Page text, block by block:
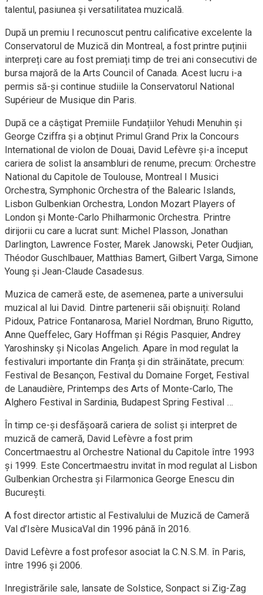
talentul, pasiunea și versatilitatea muzicală.
După un premiu I recunoscut pentru calificative excelente la
Conservatorul de Muzică din Montreal, a fost printre puținii
interpreți care au fost premiați timp de trei ani consecutivi de
bursa majoră de la Arts Council of Canada. Acest lucru i-a
permis să-și continue studiile la Conservatorul National
Supérieur de Musique din Paris.
După ce a câștigat Premiile Fundațiilor Yehudi Menuhin și
George Cziffra și a obținut Primul Grand Prix la Concours
International de violon de Douai, David Lefèvre și-a început
cariera de solist la ansambluri de renume, precum: Orchestre
National du Capitole de Toulouse, Montreal I Musici
Orchestra, Symphonic Orchestra of the Balearic Islands,
Lisbon Gulbenkian Orchestra, London Mozart Players of
London și Monte-Carlo Philharmonic Orchestra. Printre
dirijorii cu care a lucrat sunt: Michel Plasson, Jonathan
Darlington, Lawrence Foster, Marek Janowski, Peter Oudjian,
Théodor Guschlbauer, Matthias Bamert, Gilbert Varga, Simone
Young și Jean-Claude Casadesus.
Muzica de cameră este, de asemenea, parte a universului
muzical al lui David. Dintre partenerii săi obișnuiți: Roland
Pidoux, Patrice Fontanarosa, Mariel Nordman, Bruno Rigutto,
Anne Queffelec, Gary Hoffman și Régis Pasquier, Andrey
Yaroshinsky și Nicolas Angelich. Apare în mod regulat la
festivaluri importante din Franța și din străinătate, precum:
Festival de Besançon, Festival du Domaine Forget, Festival
de Lanaudière, Printemps des Arts of Monte-Carlo, The
Alghero Festival in Sardinia, Budapest Spring Festival …
În timp ce-și desfășoară cariera de solist și interpret de
muzică de cameră, David Lefèvre a fost prim
Concertmaestru al Orchestre National du Capitole între 1993
și 1999. Este Concertmaestru invitat în mod regulat al Lisbon
Gulbenkian Orchestra și Filarmonica George Enescu din
București.
A fost director artistic al Festivalului de Muzică de Cameră
Val d’Isère MusicaVal din 1996 până în 2016.
David Lefèvre a fost profesor asociat la C.N.S.M. în Paris,
între 1996 și 2006.
Inregistrările sale, lansate de Solstice, Sonpact si Zig-Zag